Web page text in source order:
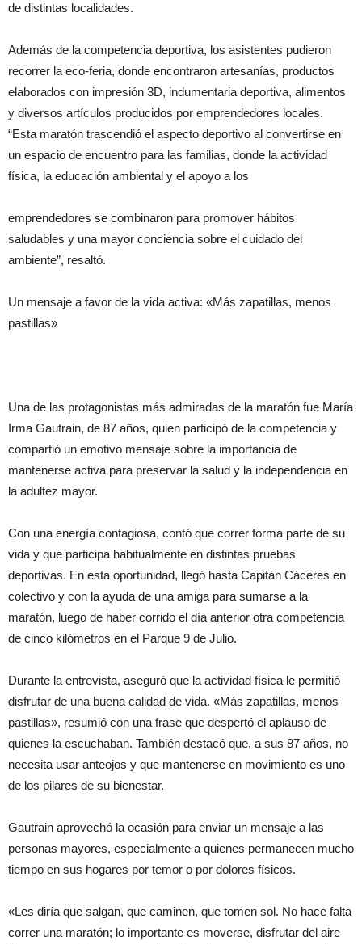
de distintas localidades.
Además de la competencia deportiva, los asistentes pudieron
recorrer la eco-feria, donde encontraron artesanías, productos
elaborados con impresión 3D, indumentaria deportiva, alimentos
y diversos artículos producidos por emprendedores locales.
“Esta maratón trascendió el aspecto deportivo al convertirse en
un espacio de encuentro para las familias, donde la actividad
física, la educación ambiental y el apoyo a los
emprendedores se combinaron para promover hábitos
saludables y una mayor conciencia sobre el cuidado del
ambiente”, resaltó.
Un mensaje a favor de la vida activa: «Más zapatillas, menos
pastillas»
Una de las protagonistas más admiradas de la maratón fue María
Irma Gautrain, de 87 años, quien participó de la competencia y
compartió un emotivo mensaje sobre la importancia de
mantenerse activa para preservar la salud y la independencia en
la adultez mayor.
Con una energía contagiosa, contó que correr forma parte de su
vida y que participa habitualmente en distintas pruebas
deportivas. En esta oportunidad, llegó hasta Capitán Cáceres en
colectivo y con la ayuda de una amiga para sumarse a la
maratón, luego de haber corrido el día anterior otra competencia
de cinco kilómetros en el Parque 9 de Julio.
Durante la entrevista, aseguró que la actividad física le permitió
disfrutar de una buena calidad de vida. «Más zapatillas, menos
pastillas», resumió con una frase que despertó el aplauso de
quienes la escuchaban. También destacó que, a sus 87 años, no
necesita usar anteojos y que mantenerse en movimiento es uno
de los pilares de su bienestar.
Gautrain aprovechó la ocasión para enviar un mensaje a las
personas mayores, especialmente a quienes permanecen mucho
tiempo en sus hogares por temor o por dolores físicos.
«Les diría que salgan, que caminen, que tomen sol. No hace falta
correr una maratón; lo importante es moverse, disfrutar del aire